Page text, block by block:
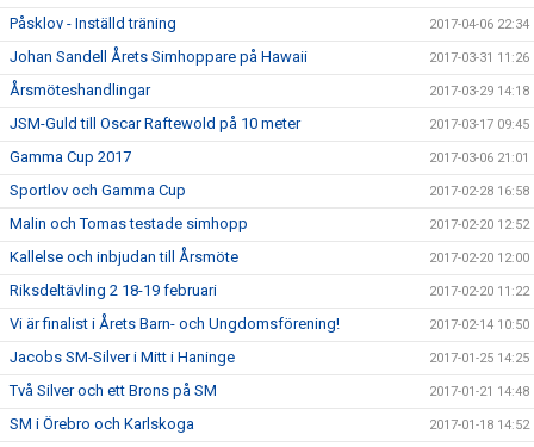
Påsklov - Inställd träning 2017-04-06 22:34
Johan Sandell Årets Simhoppare på Hawaii 2017-03-31 11:26
Årsmöteshandlingar 2017-03-29 14:18
JSM-Guld till Oscar Raftewold på 10 meter 2017-03-17 09:45
Gamma Cup 2017 2017-03-06 21:01
Sportlov och Gamma Cup 2017-02-28 16:58
Malin och Tomas testade simhopp 2017-02-20 12:52
Kallelse och inbjudan till Årsmöte 2017-02-20 12:00
Riksdeltävling 2 18-19 februari 2017-02-20 11:22
Vi är finalist i Årets Barn- och Ungdomsförening! 2017-02-14 10:50
Jacobs SM-Silver i Mitt i Haninge 2017-01-25 14:25
Två Silver och ett Brons på SM 2017-01-21 14:48
SM i Örebro och Karlskoga 2017-01-18 14:52